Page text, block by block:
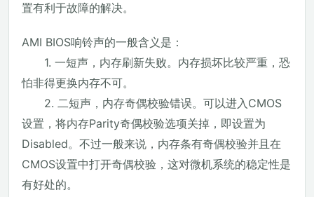
置有利于故障的解决。
AMI BIOS响铃声的一般含义是：
1. 一短声，内存刷新失败。内存损坏比较严重，恐
怕非得更换内存不可。
2. 二短声，内存奇偶校验错误。可以进入CMOS
设置，将内存Parity奇偶校验选项关掉，即设置为
Disabled。不过一般来说，内存条有奇偶校验并且在
CMOS设置中打开奇偶校验，这对微机系统的稳定性是
有好处的。